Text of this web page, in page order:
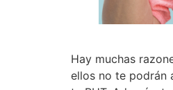
Hay muchas
ellos no te podrán